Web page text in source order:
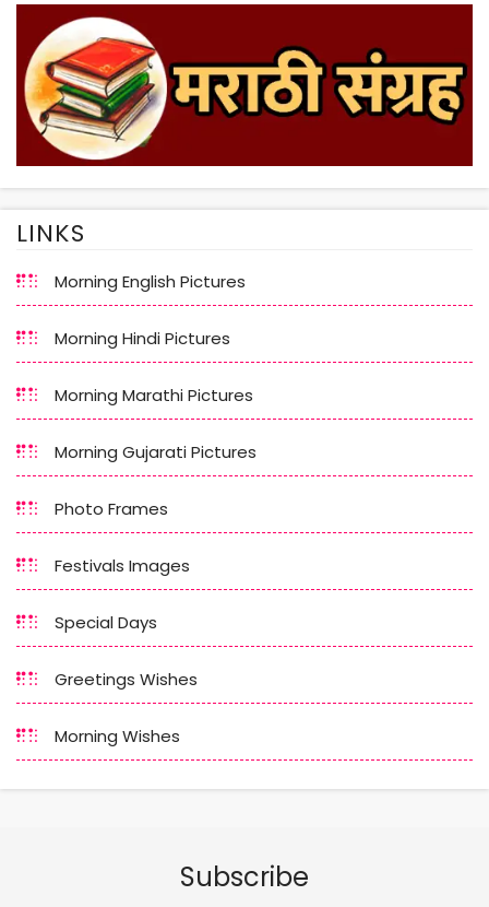
LINKS
Morning English Pictures
Morning Hindi Pictures
Morning Marathi Pictures
Morning Gujarati Pictures
Photo Frames
Festivals Images
Special Days
Greetings Wishes
Morning Wishes
Subscribe